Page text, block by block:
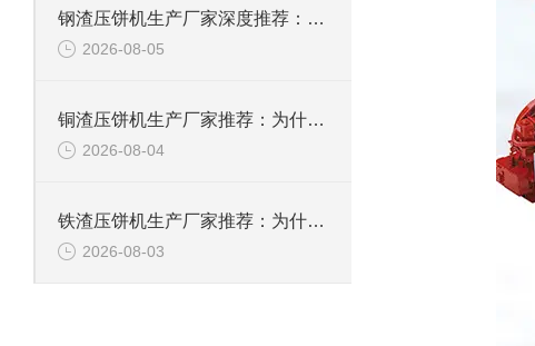
钢渣压饼机生产厂家深度推荐：为何恩派特成为高净值产线的优选
2026-08-05
铜渣压饼机生产厂家推荐：为什么恩派特成为众多企业的信赖？
2026-08-04
铁渣压饼机生产厂家推荐：为什么恩派特成为众多企业的优选？
2026-08-03